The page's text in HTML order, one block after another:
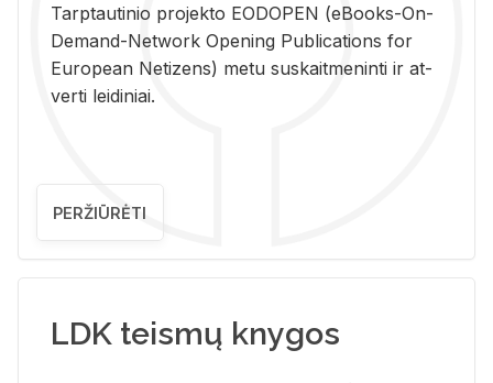
Tarp­tau­ti­nio pro­jek­to EO­DO­PEN (eBo­oks-On-
De­mand-Ne­twork Ope­ning Pub­li­ca­tions for
Eu­ro­pe­an Ne­ti­zens) metu su­skait­me­nin­ti ir at­
ver­ti lei­di­niai.
PERŽIŪRĖTI
LDK teismų knygos